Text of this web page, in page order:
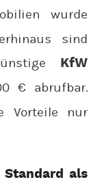
wurde
sind
KfW
€ abrufbar.
Vorteile nur
Standard als